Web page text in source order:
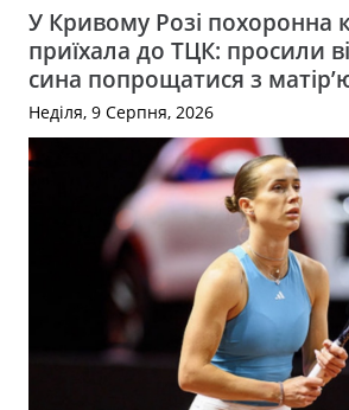
У Кривому Розі похоронна
приїхала до ТЦК: просили
сина попрощатися з
Неділя, 9 Серпня, 2026